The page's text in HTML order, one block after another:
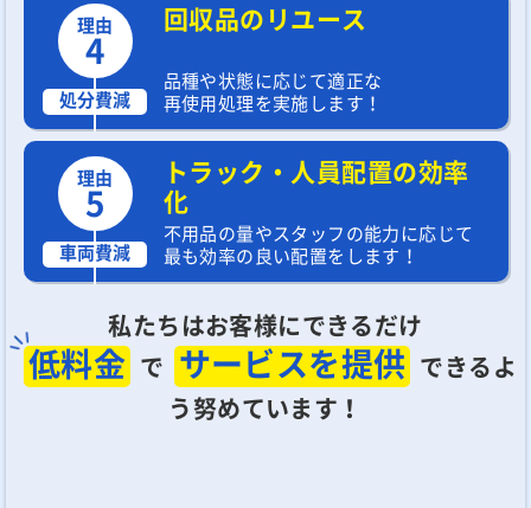
理由
4
処分費減
回収品のリユース
品種や状態に応じて適正な
再使用処理を実施します！
理由
5
車両費減
トラック・人員配置の効率
化
不用品の量やスタッフの能力に応じて
最も効率の良い配置をします！
私たちはお客様にできるだけ
低料金 で サービスを提供 できるよ
う努めています！